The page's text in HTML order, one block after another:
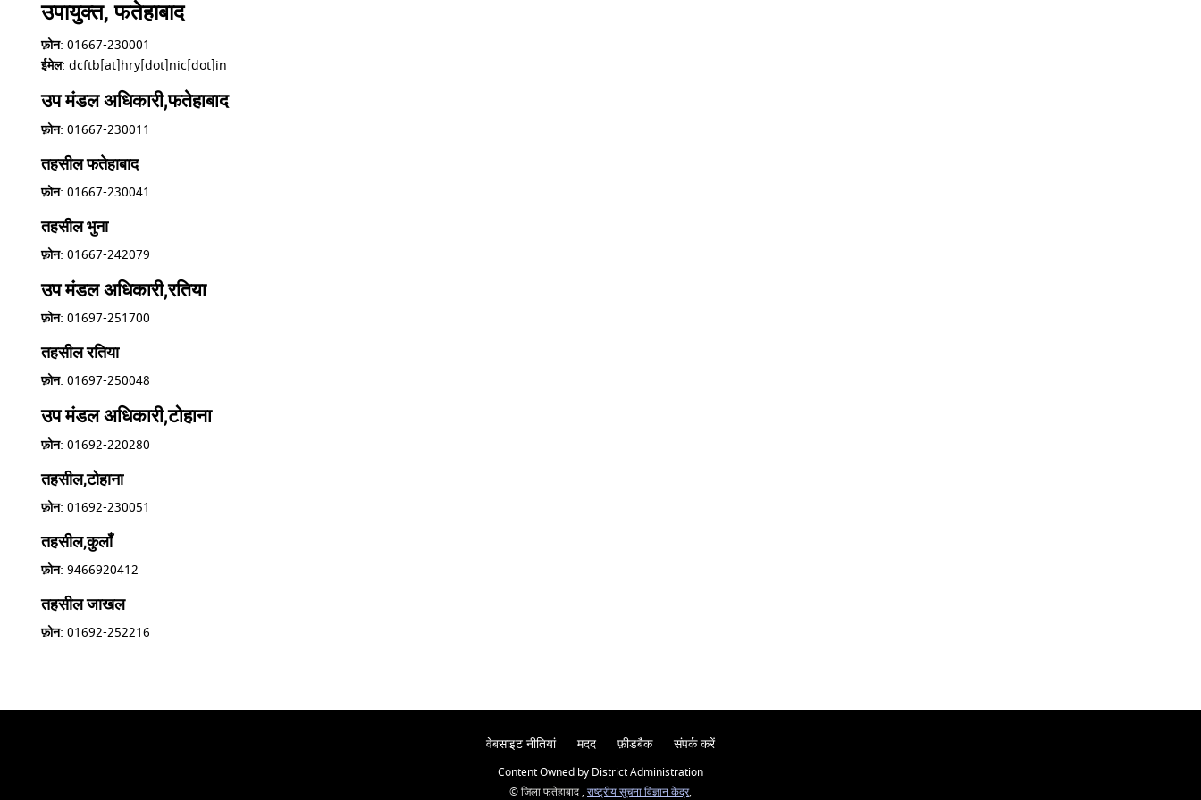
उपायुक्त, फतेहाबाद
फ़ोन: 01667-230001
ईमेल: dcftb[at]hry[dot]nic[dot]in
उप मंडल अधिकारी,फतेहाबाद
फ़ोन: 01667-230011
तहसील फतेहाबाद
फ़ोन: 01667-230041
तहसील भुना
फ़ोन: 01667-242079
उप मंडल अधिकारी,रतिया
फ़ोन: 01697-251700
तहसील रतिया
फ़ोन: 01697-250048
उप मंडल अधिकारी,टोहाना
फ़ोन: 01692-220280
तहसील,टोहाना
फ़ोन: 01692-230051
तहसील,कुलाँ
फ़ोन: 9466920412
तहसील जाखल
फ़ोन: 01692-252216
वेबसाइट नीतियां मदद फ़ीडबैक संपर्क करें
Content Owned by District Administration
© जिला फतेहाबाद , राष्ट्रीय सूचना विज्ञान केंद्र,